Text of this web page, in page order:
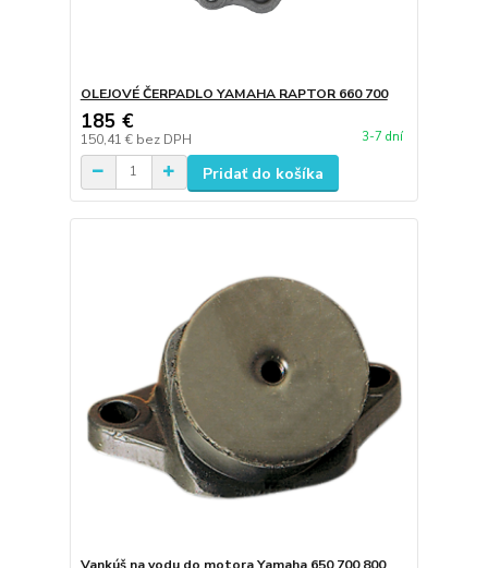
OLEJOVÉ ČERPADLO YAMAHA RAPTOR 660 700
185 €
150,41 € bez DPH 3-7 dní
Pridať do košíka